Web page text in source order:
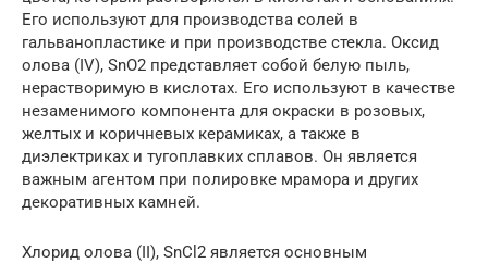
Его используют для производства солей в
гальванопластике и при производстве стекла. Оксид
олова (IV), SnO2 представляет собой белую пыль,
нерастворимую в кислотах. Его используют в качестве
незаменимого компонента для окраски в розовых,
желтых и коричневых керамиках, а также в
диэлектриках и тугоплавких сплавов. Он является
важным агентом при полировке мрамора и других
декоративных камней.
Хлорид олова (II), SnCl2 является основным